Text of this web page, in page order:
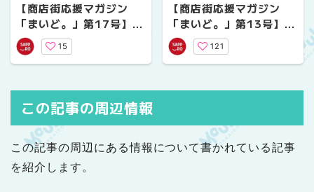
【商店街応援マガジン
「まいど。」第17号】月
寒中央商店街「坂を登っ
たその先に...」
15
【商店街応援マガジン
「まいど。」第13号】つ
いに公認化！藻南商店街
の「もなみん」
121
この記事の周辺情報
この記事の周辺にある情報について書かれている記事
を紹介します。